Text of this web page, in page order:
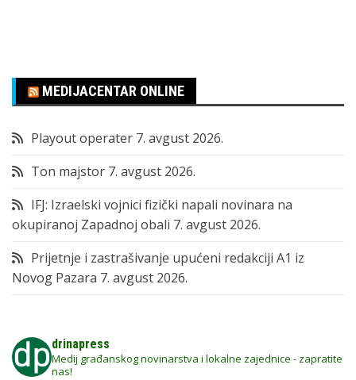
MEDIJACENTAR ONLINE
Playout operater 7. avgust 2026.
Ton majstor 7. avgust 2026.
IFJ: Izraelski vojnici fizički napali novinara na
okupiranoj Zapadnoj obali 7. avgust 2026.
Prijetnje i zastrašivanje upućeni redakciji A1 iz
Novog Pazara 7. avgust 2026.
drinapress
Medij građanskog novinarstva i lokalne zajednice - zapratite
nas!